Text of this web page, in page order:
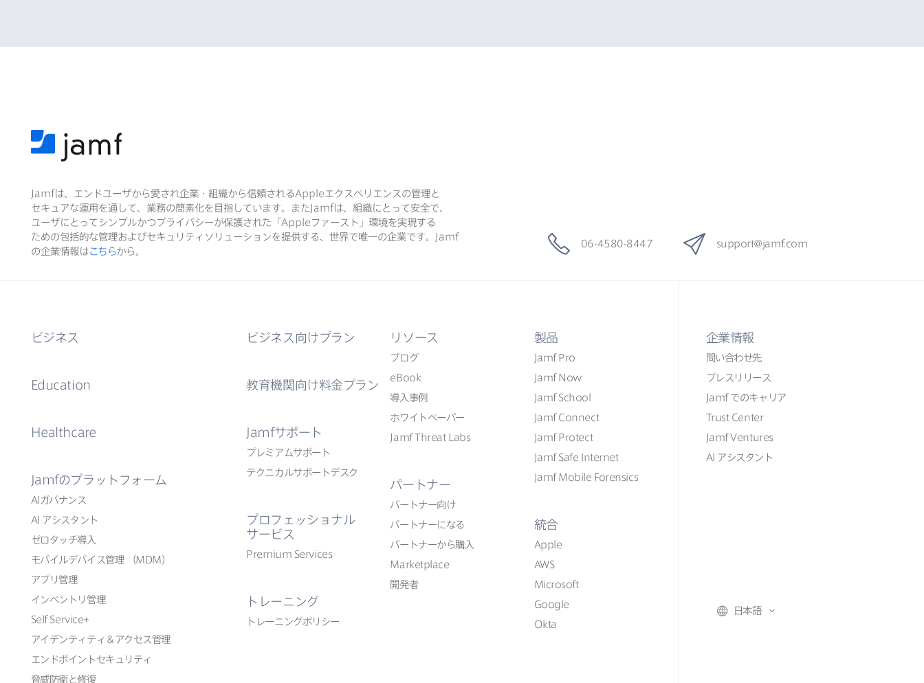
Jamfは、​エンドユーザから​愛され企業・組織から​信頼されるApple エクスペリエンスの​管理と​
セキュアな​運用を​通して、​業務の​簡素化を​目指しています。​また Jamfは、​組織に​とって​安全で、​
ユーザに​とって​シンプルかつプライバシーが​保護された​「Apple ファースト」環境を​実現する​
ための​包括的な​管理および​セキュリティソリューションを​提供する、​世界で​唯一の​企業です。
Jamf
の​企業情報はこちらから。
06-4580-8447 support@jamf. com
ビジネス
Education
Healthcare
Jamfの​プラットフォーム
AI ガバナンス
AI アシスタント
ゼロタッチ導入
モバイルデバイス管理
（MDM）
アプリ管理
インベントリ管理
Self Service+
アイデンティティ＆アクセス管理
エンドポイントセキュリティ
脅威防衛と​修復
ビジネス向けプラン
教育機関向け料金プラン
Jamfサポート
プレミアムサポート
テクニカルサポートデスク
プロフェッショナル
サービス
Premium Services
トレーニング
トレーニングポリシー
リソース
ブログ
eBook
導入事例
ホワイトペーパー
Jamf Threat Labs
パートナー
パートナー向け
パートナーに​なる
パートナーから​購入
Marketplace
開発者
製品
Jamf Pro
Jamf Now
Jamf School
Jamf Connect
Jamf Protect
Jamf Safe Internet
Jamf Mobile Forensics
統合
Apple
AWS
Microsoft
Google
Okta
企業情報
問い​合わせ先
プレスリリース
Jamf での​​キャリア
Trust Center
Jamf Ventures
AI アシスタント
日本語